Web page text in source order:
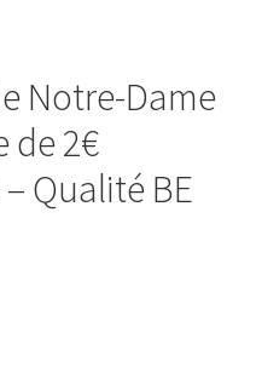
Notre-Dame
de 2€
– Qualité BE